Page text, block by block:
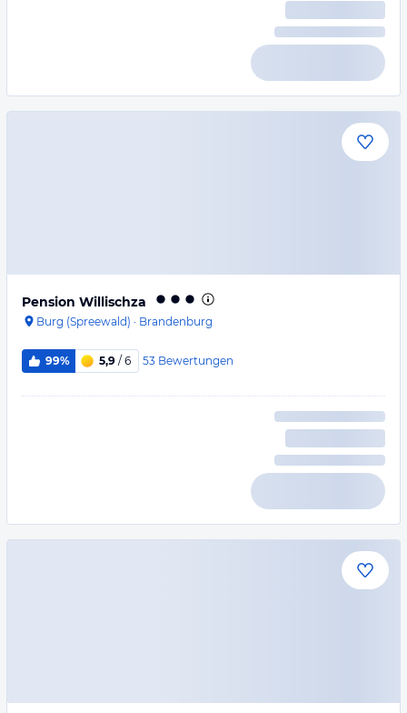
Pension Willischza
Burg (Spreewald) · Brandenburg
99% 5,9 / 6 53 Bewertungen